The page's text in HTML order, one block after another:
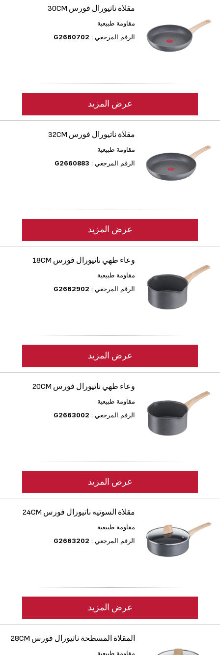
مقلاة ناتيورال فورس 30CM
مقاومة طبيعية
الرقم المرجعي : G2660702
عرض المزيد
مقلاة ناتيورال فورس 32CM
مقاومة طبيعية
الرقم المرجعي : G2660883
عرض المزيد
وعاء طهي ناتيورال فورس 18CM
مقاومة طبيعية
الرقم المرجعي : G2662902
عرض المزيد
وعاء طهي ناتيورال فورس 20CM
مقاومة طبيعية
الرقم المرجعي : G2663002
عرض المزيد
مقلاة السوتيه ناتيورال فورس 24CM
مقاومة طبيعية
الرقم المرجعي : G2663202
عرض المزيد
المقلاة المسطحة ناتيورال فورس 28CM
مقاومة طبيعية